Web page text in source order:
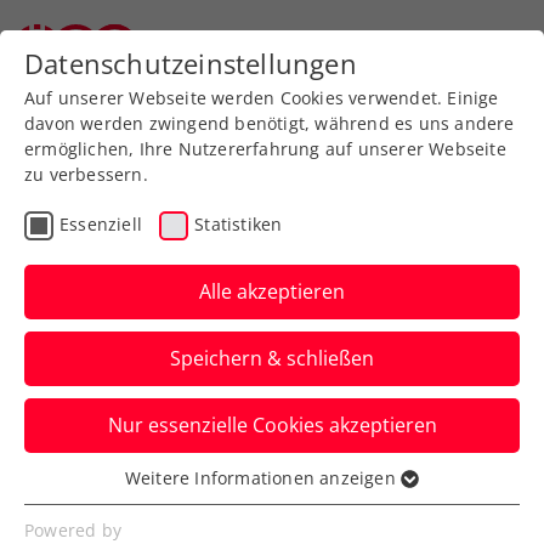
Zurück zur Newsübersicht
Ausbildung
Jürgen on Tour:
Stürmischer Start beim
WTV
Wiens Nachwuchs weiß Jürgen Melzer zu
begeistern – und fügt dem ÖTV-
Sportdirektor gar eine Niederlage zu.
Verfasst von: Manuel Wachta, 12.05.2026
Datenschutzeinstellungen
Auf unserer Webseite werden Cookies verwendet. Einige
davon werden zwingend benötigt, während es uns andere
ermöglichen, Ihre Nutzererfahrung auf unserer Webseite
zu verbessern.
Essenziell Statistiken
Alle akzeptieren
Speichern & schließen
Nur essenzielle Cookies akzeptieren
Essenziell
Essenzielle Cookies werden für grundlegende
Weitere Informationen anzeigen
Powered by